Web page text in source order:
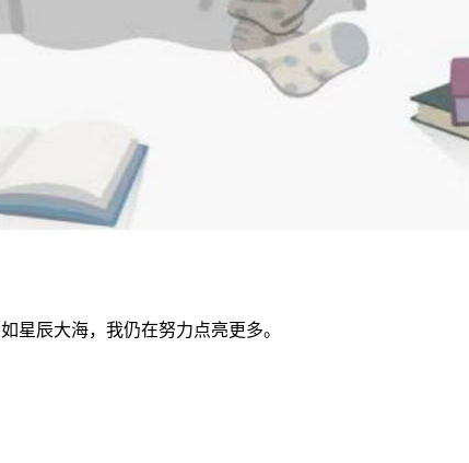
星辰大海，我仍在努力点亮更多。